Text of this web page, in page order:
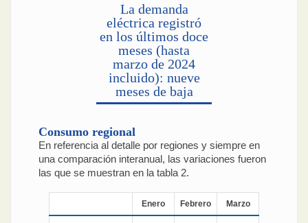
La demanda
eléctrica registró
en los últimos doce
meses (hasta
marzo de 2024
incluido): nueve
meses de baja
Consumo regional
En referencia al detalle por regiones y siempre en
una comparación interanual, las variaciones fueron
las que se muestran en la tabla 2.
Enero Febrero Marzo